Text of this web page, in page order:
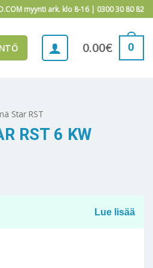
myynti ark. klo 8-16 | 0300 30 80 82
0.00€ 0
Star RST
RST 6 KW
Lue lisää